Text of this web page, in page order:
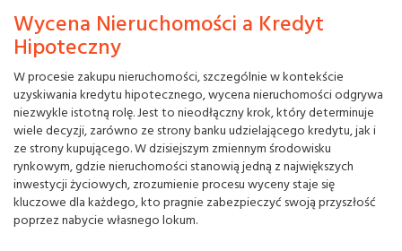
Wycena Nieruchomości a Kredyt
Hipoteczny
W procesie zakupu nieruchomości, szczególnie w kontekście
uzyskiwania kredytu hipotecznego, wycena nieruchomości odgrywa
niezwykle istotną rolę. Jest to nieodłączny krok, który determinuje
wiele decyzji, zarówno ze strony banku udzielającego kredytu, jak i
ze strony kupującego. W dzisiejszym zmiennym środowisku
rynkowym, gdzie nieruchomości stanowią jedną z największych
inwestycji życiowych, zrozumienie procesu wyceny staje się
kluczowe dla każdego, kto pragnie zabezpieczyć swoją przyszłość
poprzez nabycie własnego lokum.